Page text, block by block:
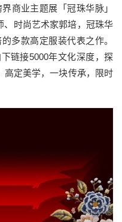
商业主题展「冠珠华脉」
、时尚艺术家郭培，冠珠华
多款高定服装代表之作。
链接5000年文化深度，探
高定美学，一块传承，限时